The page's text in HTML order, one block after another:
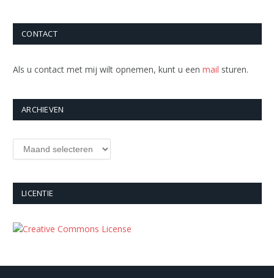
CONTACT
Als u contact met mij wilt opnemen, kunt u een mail sturen.
ARCHIEVEN
Archieven
LICENTIE